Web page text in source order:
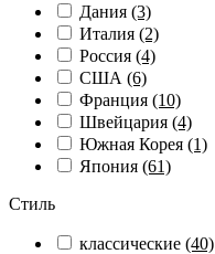
Дания (3)
Италия (2)
Россия (4)
США (6)
Франция (10)
Швейцария (4)
Южная Корея (1)
Япония (61)
Стиль
классические (40)